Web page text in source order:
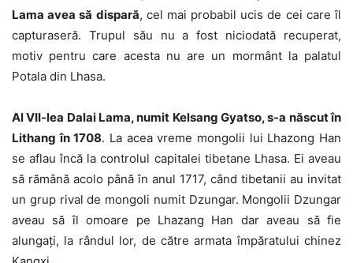
Lama avea să dispară, cel mai probabil ucis de cei care îl
capturaseră. Trupul său nu a fost niciodată recuperat,
motiv pentru care acesta nu are un mormânt la palatul
Potala din Lhasa.
Al VII-lea Dalai Lama, numit Kelsang Gyatso, s-a născut în
Lithang în 1708. La acea vreme mongolii lui Lhazong Han
se aflau încă la controlul capitalei tibetane Lhasa. Ei aveau
să rămână acolo până în anul 1717, când tibetanii au invitat
un grup rival de mongoli numit Dzungar. Mongolii Dzungar
aveau să îl omoare pe Lhazang Han dar aveau să fie
alungaţi, la rândul lor, de către armata împăratului chinez